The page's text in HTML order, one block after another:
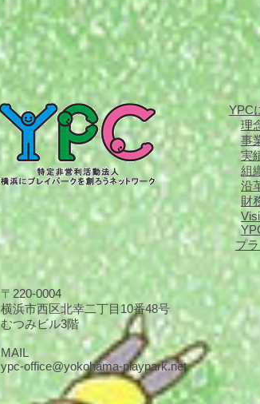
YPC
理
事
実
組
沿
財
プ
〒220-0004
横浜市西区北幸二丁目10番48号
​むつみビル3階
MAIL
ypc-office@yokohama-playpark.net